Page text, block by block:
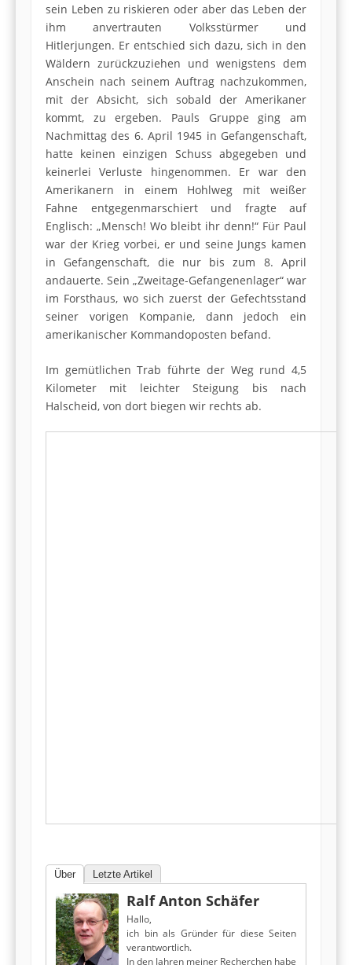
sein Leben zu riskieren oder aber das Leben der
ihm anvertrauten Volksstürmer und
Hitlerjungen. Er entschied sich dazu, sich in den
Wäldern zurückzuziehen und wenigstens dem
Anschein nach seinem Auftrag nachzukommen,
mit der Absicht, sich sobald der Amerikaner
kommt, zu ergeben. Pauls Gruppe ging am
Nachmittag des 6. April 1945 in Gefangenschaft,
hatte keinen einzigen Schuss abgegeben und
keinerlei Verluste hingenommen. Er war den
Amerikanern in einem Hohlweg mit weißer
Fahne entgegenmarschiert und fragte auf
Englisch: „Mensch! Wo bleibt ihr denn!“ Für Paul
war der Krieg vorbei, er und seine Jungs kamen
in Gefangenschaft, die nur bis zum 8. April
andauerte. Sein „Zweitage-Gefangenenlager“ war
im Forsthaus, wo sich zuerst der Gefechtsstand
seiner vorigen Kompanie, dann jedoch ein
amerikanischer Kommandoposten befand.
Im gemütlichen Trab führte der Weg rund 4,5
Kilometer mit leichter Steigung bis nach
Halscheid, von dort biegen wir rechts ab.
Über Letzte Artikel
Ralf Anton Schäfer
Hallo,
ich bin als Gründer für diese Seiten
verantwortlich.
In den Jahren meiner Recherchen habe